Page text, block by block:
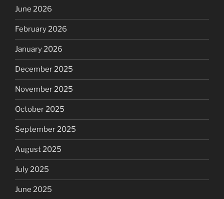
June 2026
February 2026
January 2026
December 2025
November 2025
October 2025
September 2025
August 2025
July 2025
June 2025